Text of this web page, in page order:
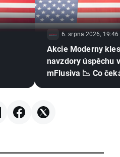
6. srpna 2026, 19:46
Akcie Moderny
navzdory úspěchu
mFlusiva 📉 Co